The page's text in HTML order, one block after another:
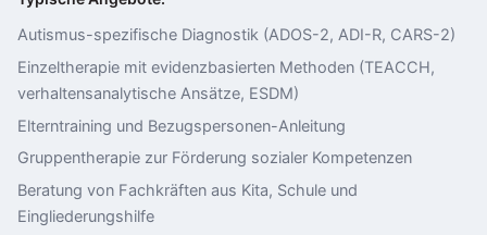
Autismus-spezifische Diagnostik (ADOS-2, ADI-R, CARS-2)
Einzeltherapie mit evidenzbasierten Methoden (TEACCH,
verhaltensanalytische Ansätze, ESDM)
Elterntraining und Bezugspersonen-Anleitung
Gruppentherapie zur Förderung sozialer Kompetenzen
Beratung von Fachkräften aus Kita, Schule und
Eingliederungshilfe